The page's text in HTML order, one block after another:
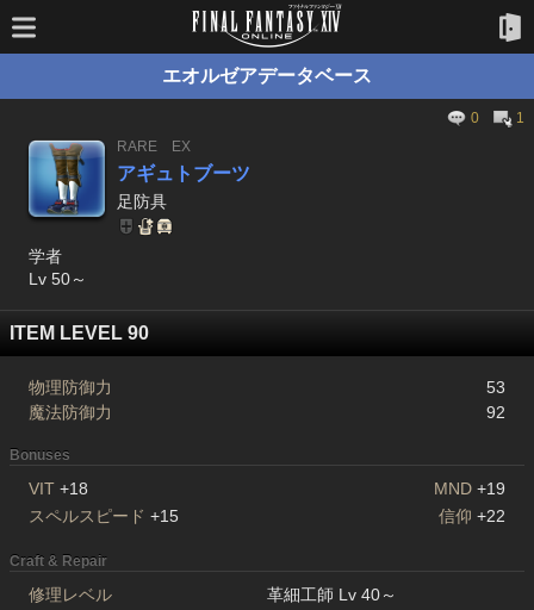
エオルゼアデータベース
0
1
RARE
EX
アギュトブーツ
足防具
学者
Lv 50～
ITEM LEVEL 90
物理防御力
53
魔法防御力
92
Bonuses
VIT +18 MND +19
スペルスピード +15 信仰 +22
Craft & Repair
修理レベル
革細工師 Lv 40～